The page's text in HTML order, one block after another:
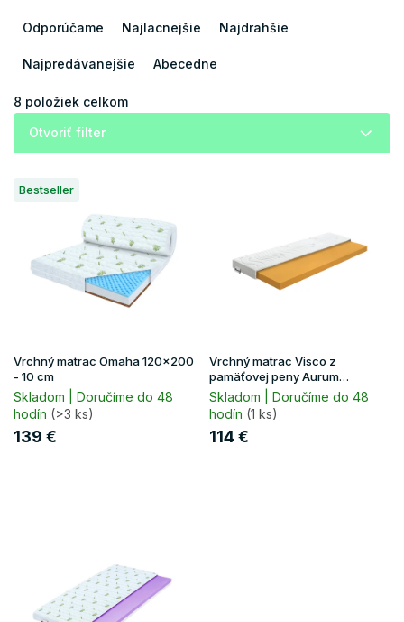
i
o
Odporúčame Najlacnejšie Najdrahšie
Najpredávanejšie Abecedne
8 položiek celkom
Otvoriť filter
ý
u
k
t
o
v
Bestseller
Vrchný matrac Omaha 120x200
- 10 cm
Skladom | Doručíme do 48
hodín (>3 ks)
139 €
Vrchný matrac Visco z
pamäťovej peny Aurum
120x200 - 8 cm
Skladom | Doručíme do 48
hodín (1 ks)
114 €